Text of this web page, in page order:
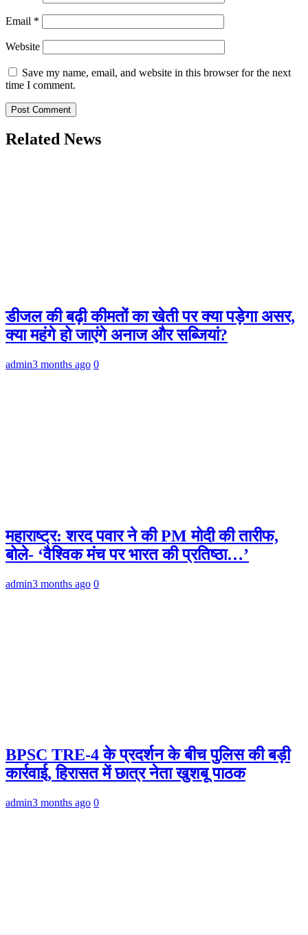
Email *
Website
Save my name, email, and website in this browser for the next
time I comment.
Related News
डीजल की बढ़ी कीमतों का खेती पर क्या पड़ेगा असर,
क्या महंगे हो जाएंगे अनाज और सब्जियां?
admin3 months ago 0
महाराष्ट्र: शरद पवार ने की PM मोदी की तारीफ,
बोले- ‘वैश्विक मंच पर भारत की प्रतिष्ठा…’
admin3 months ago 0
BPSC TRE-4 के प्रदर्शन के बीच पुलिस की बड़ी
कार्रवाई, हिरासत में छात्र नेता खुशबू पाठक
admin3 months ago 0